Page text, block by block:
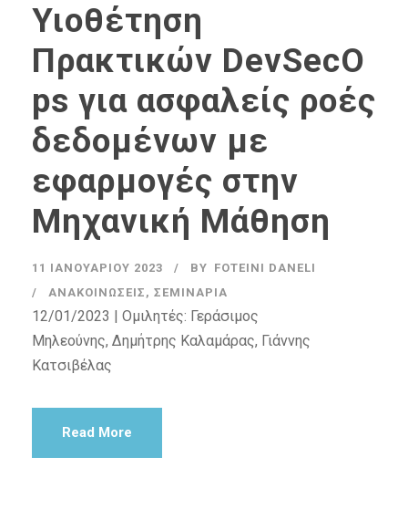
Υιοθέτηση
Πρακτικών DevSecO
ps για ασφαλείς ροές
δεδομένων με
εφαρμογές στην
Μηχανική Μάθηση
11 ΙΑΝΟΥΑΡΊΟΥ 2023 BY FOTEINI DANELI
ΑΝΑΚΟΙΝΏΣΕΙΣ , ΣΕΜΙΝΆΡΙΑ
12/01/2023 | Ομιλητές: Γεράσιμος
Μηλεούνης, Δημήτρης Καλαμάρας, Γιάννης
Κατσιβέλας
Read More